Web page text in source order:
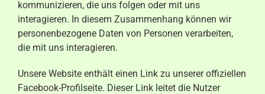
kommunizieren, die uns folgen oder mit uns
interagieren. In diesem Zusammenhang können wir
personenbezogene Daten von Personen verarbeiten,
die mit uns interagieren.
Unsere Website enthält einen Link zu unserer offiziellen
Facebook-Profilseite. Dieser Link leitet die Nutzer